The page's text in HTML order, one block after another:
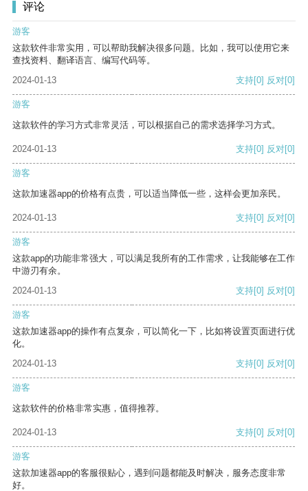
评论
游客
这款软件非常实用，可以帮助我解决很多问题。比如，我可以使用它来
查找资料、翻译语言、编写代码等。
2024-01-13
支持[0] 反对[0]
游客
这款软件的学习方式非常灵活，可以根据自己的需求选择学习方式。
2024-01-13 支持[0] 反对[0]
游客
这款加速器app的价格有点贵，可以适当降低一些，这样会更加亲民。
2024-01-13 支持[0] 反对[0]
游客
这款app的功能非常强大，可以满足我所有的工作需求，让我能够在工作
中游刃有余。
2024-01-13
支持[0] 反对[0]
游客
这款加速器app的操作有点复杂，可以简化一下，比如将设置页面进行优
化。
2024-01-13
支持[0] 反对[0]
游客
这款软件的价格非常实惠，值得推荐。
2024-01-13 支持[0] 反对[0]
游客
这款加速器app的客服很贴心，遇到问题都能及时解决，服务态度非常
好。